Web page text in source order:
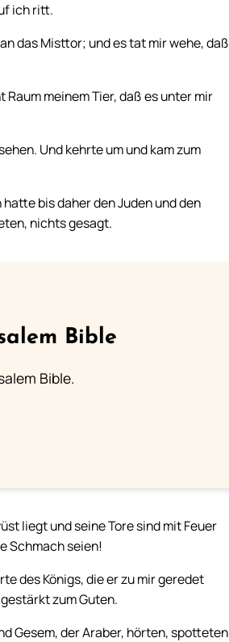
ich ritt.
das Misttor; und es tat mir wehe, daß
Raum meinem Tier, daß es unter mir
Und kehrte um und kam zum
bis daher den Juden und den
nichts gesagt.
Bible
Bible.
liegt und seine Tore sind mit Feuer
Schmach seien!
des Königs, die er zu mir geredet
zum Guten.
Gesem, der Araber, hörten, spotteten